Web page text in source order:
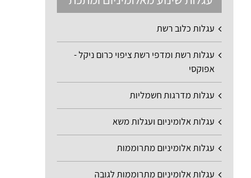
עגלות כלוב רשת
עגלות רשת ומדפי רשת ציפוי כרום ניקל -
אפוקסי
עגלות מדרגות חשמליות
עגלות אלומיניום ועגלות משא
עגלות אלומיניום מתרוממות
עגלות אלומיניום מתרוממות לגובה